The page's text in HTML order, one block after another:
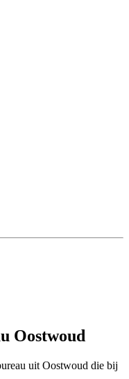
Oostwoud
uit Oostwoud die bij